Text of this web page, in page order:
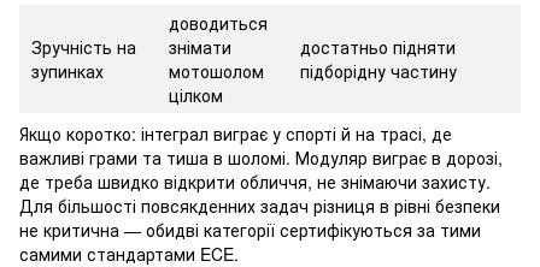
Зручність на
зупинках
доводиться
знімати
мотошолом
цілком
достатньо підняти
підборідну частину
Якщо коротко: інтеграл виграє у спорті й на трасі, де
важливі грами та тиша в шоломі. Модуляр виграє в дорозі,
де треба швидко відкрити обличчя, не знімаючи захисту.
Для більшості повсякденних задач різниця в рівні безпеки
не критична — обидві категорії сертифікуються за тими
самими стандартами ECE.